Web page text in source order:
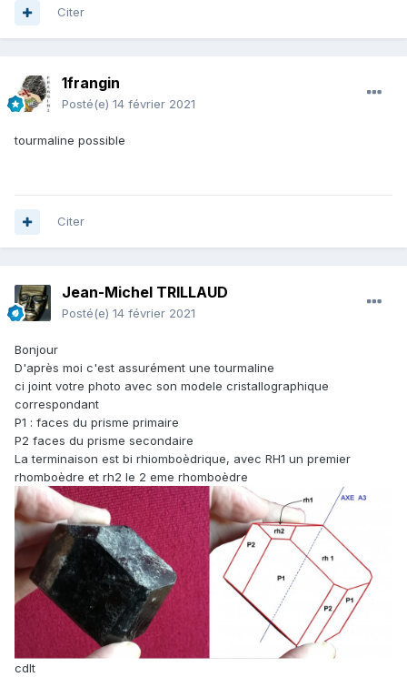
Citer
1frangin
Posté(e) 14 février 2021
tourmaline possible
Citer
Jean-Michel TRILLAUD
Posté(e) 14 février 2021
Bonjour
D'après moi c'est assurément une tourmaline
ci joint votre photo avec son modele cristallographique
correspondant
P1 : faces du prisme primaire
P2 faces du prisme secondaire
La terminaison est bi rhiomboèdrique, avec RH1 un premier
rhomboèdre et rh2 le 2 eme rhomboèdre
cdlt